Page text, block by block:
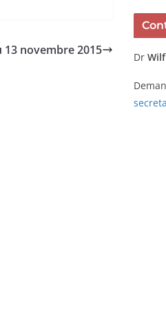
novembre 2015 Dr